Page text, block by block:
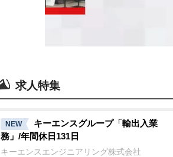
求人特集
NEW
キーエンスグループ「輸出入業
務」/年間休日131日
キーエンスエンジニアリング株式会社